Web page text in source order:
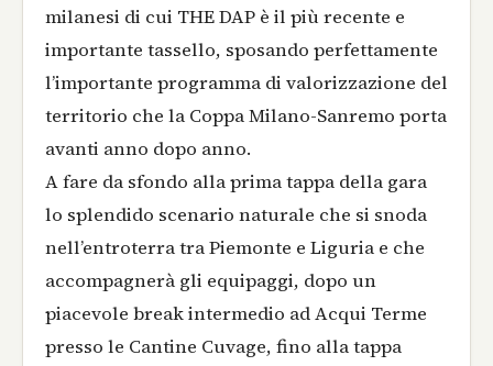
milanesi di cui THE DAP è il più recente e
importante tassello, sposando perfettamente
l’importante programma di valorizzazione del
territorio che la Coppa Milano-Sanremo porta
avanti anno dopo anno.
A fare da sfondo alla prima tappa della gara
lo splendido scenario naturale che si snoda
nell’entroterra tra Piemonte e Liguria e che
accompagnerà gli equipaggi, dopo un
piacevole break intermedio ad Acqui Terme
presso le Cantine Cuvage, fino alla tappa